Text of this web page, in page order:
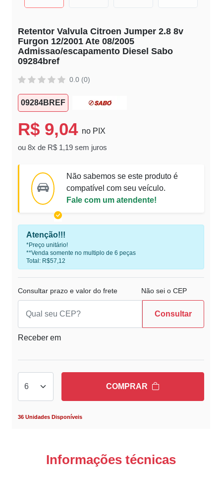
Retentor Valvula Citroen Jumper 2.8 8v
Furgon 12/2001 Ate 08/2005
Admissao/escapamento Diesel Sabo
09284bref
0.0 (0)
09284BREF
R$ 9,04 no PIX
ou 8x de R$ 1,19 sem juros
Não sabemos se este produto é
compatível com seu veículo.
Fale com um atendente!
Atenção!!!
*Preço unitário!
**Venda somente no multiplo de 6 peças
Total: R$57,12
Consultar prazo e valor do frete Não sei o CEP
Consultar
Receber em
COMPRAR
36 Unidades Disponíveis
Informações técnicas